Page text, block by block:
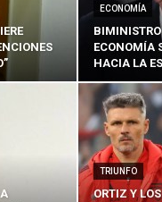
ECONOMÍA
ECONOMÍA
HACIA LA
TRIUNFO
ORTIZ Y